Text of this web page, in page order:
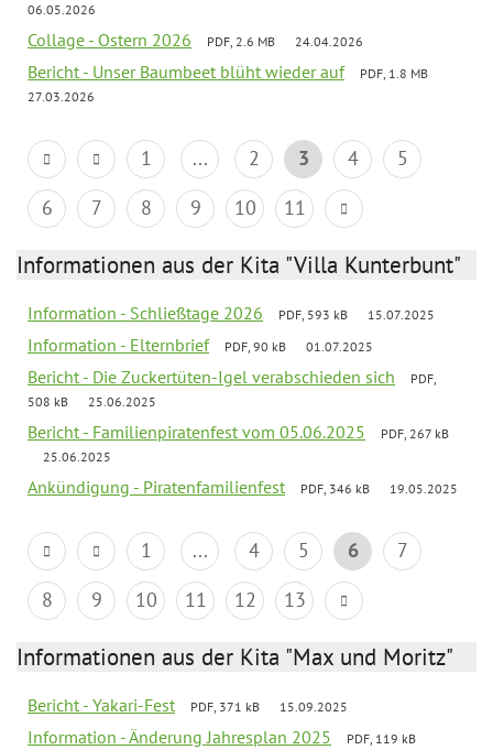
06.05.2026
Collage - Ostern 2026 PDF, 2.6 MB 24.04.2026
Bericht - Unser Baumbeet blüht wieder auf
PDF, 1.8 MB
27.03.2026
1 ... 2 3 4
5
6
7 8 9 10 11
Informationen aus der Kita "Villa Kunterbunt"
Information - Schließtage 2026 PDF, 593 kB 15.07.2025
Information - Elternbrief PDF, 90 kB 01.07.2025
Bericht - Die Zuckertüten-Igel verabschieden sich
PDF,
508 kB
25.06.2025
Bericht - Familienpiratenfest vom 05.06.2025
PDF, 267 kB
25.06.2025
Ankündigung - Piratenfamilienfest PDF, 346 kB 19.05.2025
1 ... 4 5 6
7
8
9 10 11 12 13
Informationen aus der Kita "Max und Moritz"
Bericht - Yakari-Fest PDF, 371 kB 15.09.2025
Information - Änderung Jahresplan 2025 PDF, 119 kB